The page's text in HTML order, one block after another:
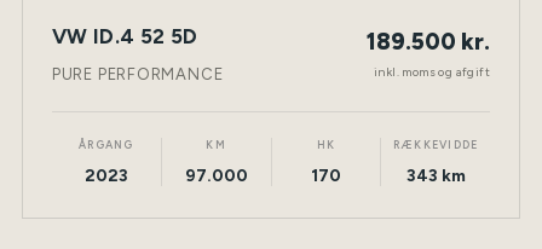
NY BIL ELEKTRISK TØNDER
VW ID.4 52 5D
PURE PERFORMANCE
189.500 kr.
inkl. moms og afgift
ÅRGANG
2023
KM
97.000
HK
170
RÆKKEVIDDE
343 km